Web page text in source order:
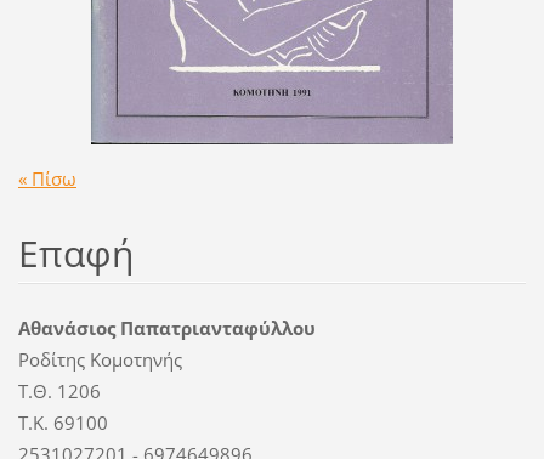
« Πίσω
Επαφή
Αθανάσιος Παπατριανταφύλλου
Ροδίτης Κομοτηνής
T.Θ. 1206
Τ.Κ. 69100
2531027201 - 6974649896